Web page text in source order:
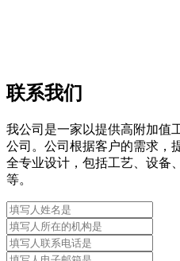
联系我们
我公司是一家以提供高附加值
公司。公司根据客户的需求，
全专业设计，包括工艺、设备
等。